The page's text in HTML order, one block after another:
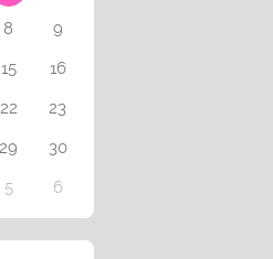
8
9
15
16
22
23
29
30
5 6